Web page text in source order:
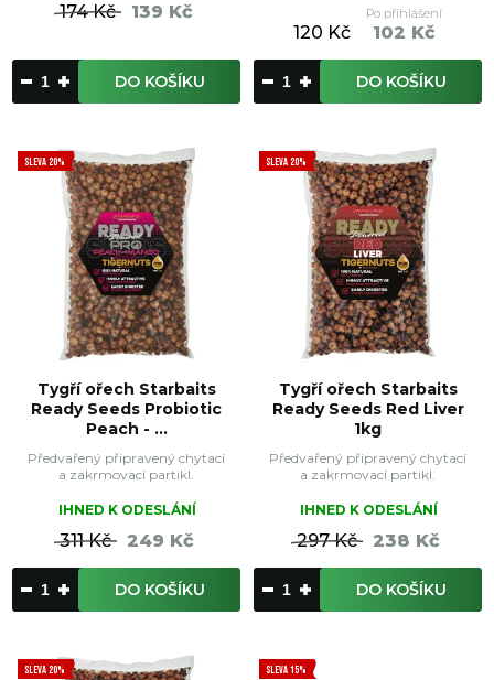
174 Kč 139 Kč
DO KOŠÍKU
120 Kč
Po přihlášení
102 Kč
DO KOŠÍKU
SLEVA 20%
Tygří ořech Starbaits
Ready Seeds Probiotic
Peach - ...
Předvařený připravený chytací
a zakrmovací partikl.
IHNED K ODESLÁNÍ
311 Kč 249 Kč
DO KOŠÍKU
SLEVA 20%
Tygří ořech Starbaits
Ready Seeds Red Liver
1kg
Předvařený připravený chytací
a zakrmovací partikl.
IHNED K ODESLÁNÍ
297 Kč 238 Kč
DO KOŠÍKU
SLEVA 20% SLEVA 15%